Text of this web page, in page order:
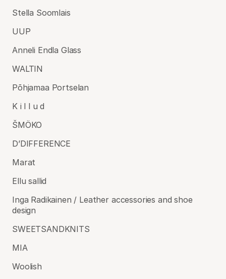
Stella Soomlais
UUP
Anneli Endla Glass
WALTIN
Põhjamaa Portselan
K i l l u d
ŠMÖKO
D’DIFFERENCE
Marat
Ellu sallid
Inga Radikainen / Leather accessories and shoe
design
SWEETSANDKNITS
MIA
Woolish